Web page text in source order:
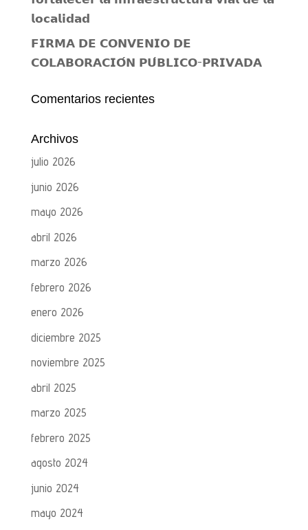
𝗹𝗼𝗰𝗮𝗹𝗶𝗱𝗮𝗱
𝗙𝗜𝗥𝗠𝗔 𝗗𝗘 𝗖𝗢𝗡𝗩𝗘𝗡𝗜𝗢 𝗗𝗘
𝗖𝗢𝗟𝗔𝗕𝗢𝗥𝗔𝗖𝗜𝗢́𝗡 𝗣𝗨́𝗕𝗟𝗜𝗖𝗢-𝗣𝗥𝗜𝗩𝗔𝗗𝗔
Comentarios recientes
Archivos
julio 2026
junio 2026
mayo 2026
abril 2026
marzo 2026
febrero 2026
enero 2026
diciembre 2025
noviembre 2025
abril 2025
marzo 2025
febrero 2025
agosto 2024
junio 2024
mayo 2024